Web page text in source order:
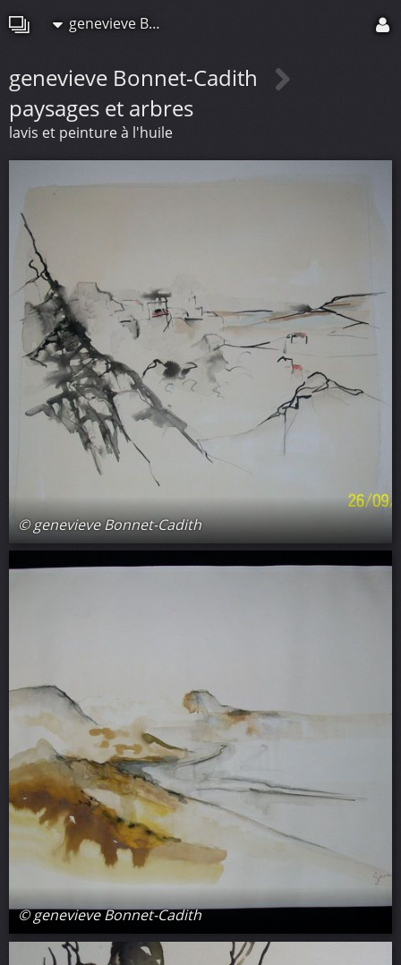
genevieve Bonnet-Cadith
genevieve Bonnet-Cadith
paysages et arbres
lavis et peinture à l'huile
© genevieve Bonnet-Cadith
© genevieve Bonnet-Cadith